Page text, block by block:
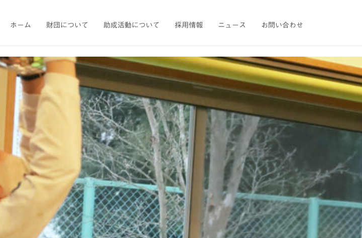
ホーム 財団について 助成活動について 採用情報 ニュース お問い合わせ